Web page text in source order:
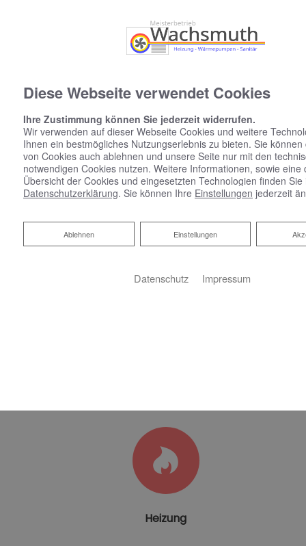
HEIZUNG MODERNISIEREN
UND PROFITIEREN
Heizung
Diese Webseite verwendet Cookies
Ihre Zustimmung können Sie jederzeit widerrufen.
Wir verwenden auf dieser Webseite Cookies und weitere
Ihnen ein bestmögliches Nutzungserlebnis zu bieten. Sie können
von Cookies auch ablehnen und unsere Seite nur mit den
notwendigen Cookies nutzen. Weitere Informationen, sowie eine
Übersicht der Cookies und eingesetzten Technologien finden
Datenschutzerklärung. Sie können Ihre Einstellungen jederzeit
Einstellungen
Ablehnen
Ablehnen
Datenschutz Impressum